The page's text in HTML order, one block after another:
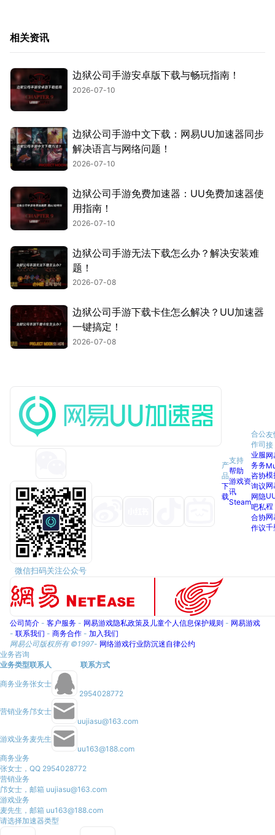
相关资讯
边狱公司手游安卓版下载与畅玩指南！
2026-07-10
边狱公司手游中文下载：网易UU加速器同步
解决语言与网络问题！
2026-07-10
边狱公司手游免费加速器：UU免费加速器使
用指南！
2026-07-10
边狱公司手游无法下载怎么办？解决安装难
题！
2026-07-08
边狱公司手游下载卡住怎么解决？UU加速器
一键搞定！
2026-07-08
微信扫码关注公众号
产
品
下
载
支持
帮助
游戏资
讯
Steam
合
作
业
务
咨
询
网
吧
合
作
公
司
服
务
协
议
隐
私
协
议
友
接
网
模
网
程
网
千
公司简介- 客户服务- 网易游戏隐私政策及儿童个人信息保护规则- 网易游戏
- 联系我们 - 商务合作- 加入我们
网易公司版权所有 ©1997- 网络游戏行业防沉迷自律公约
业务咨询
业务类型联系人 联系方式
商务业务张女士
2954028772
营销业务邝女士
uujiasu@163.com
游戏业务麦先生
uu163@188.com
商务业务
张女士，QQ 2954028772
营销业务
邝女士，邮箱 uujiasu@163.com
游戏业务
麦先生，邮箱 uu163@188.com
请选择加速器类型